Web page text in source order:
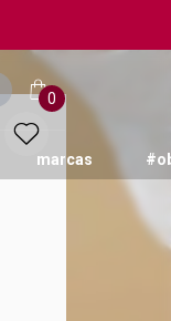
0
marcas